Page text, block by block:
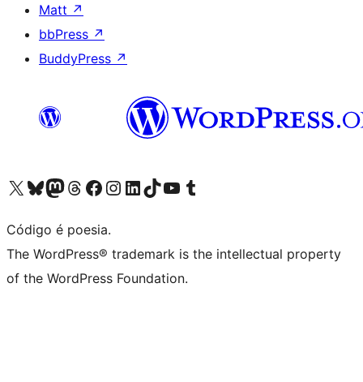
Matt ↗
bbPress ↗
BuddyPress ↗
Acessar nossa conta do X (antigo Twitter)
Acessar nossa conta do Bluesky
Acessar nossa conta do Mastodon
Acessar nossa conta do Threads
Acessar nossa página do Facebook
Acessar nossa conta do Instagram
Acessar nossa conta do LinkedIn
Acessar nossa conta do TikTok
Acessar nosso canal do YouTube
Acessar nossa conta no Tumblr
Código é poesia.
The WordPress® trademark is the intellectual property
of the WordPress Foundation.